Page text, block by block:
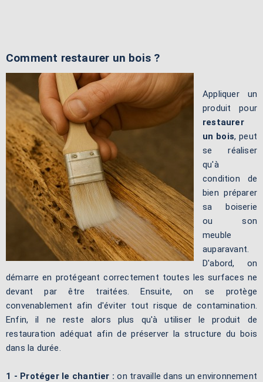
Comment restaurer un bois ?
Appliquer un
produit pour
restaurer
un bois, peut
se réaliser
qu'à
condition de
bien préparer
sa boiserie
ou son
meuble
auparavant.
D'abord, on
démarre en protégeant correctement toutes les surfaces ne
devant par être traitées. Ensuite, on se protège
convenablement afin d'éviter tout risque de contamination.
Enfin, il ne reste alors plus qu'à utiliser le produit de
restauration adéquat afin de préserver la structure du bois
dans la durée.
1 - Protéger le chantier : on travaille dans un environnement